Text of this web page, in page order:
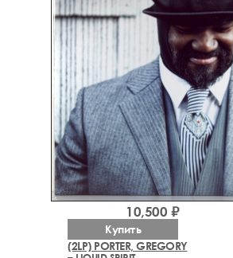
(2LP) PORTER, GREGORY
10,500 ₽
Купить